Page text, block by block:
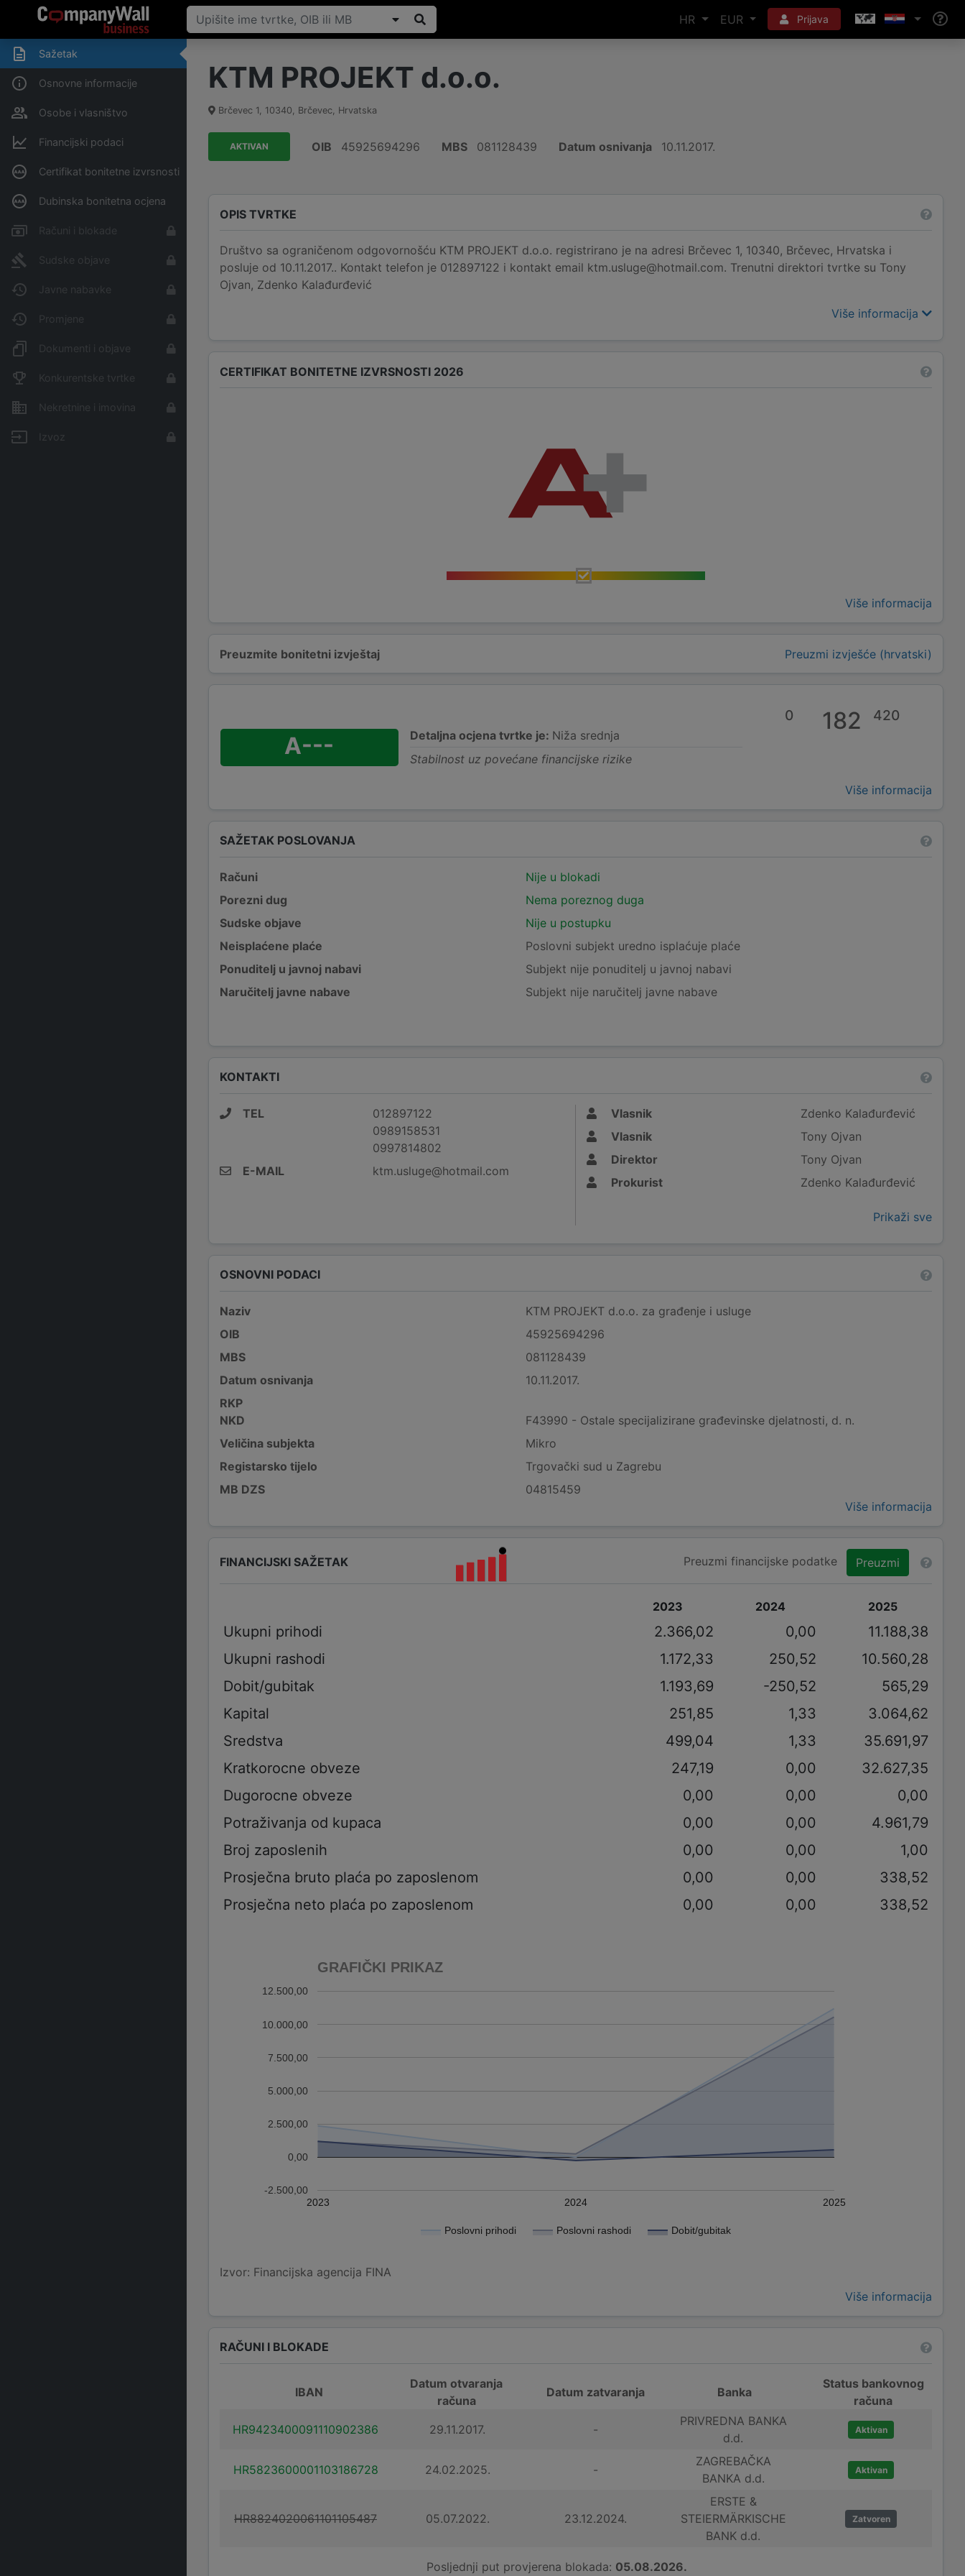
HR EUR Prijava
Sažetak
Osnovne informacije
Osobe i vlasništvo
Financijski podaci
Certifikat bonitetne izvrsnosti
Dubinska bonitetna ocjena
Računi i blokade
Sudske objave
Javne nabavke
Promjene
Dokumenti i objave
Konkurentske tvrtke
Nekretnine i imovina
Izvoz
KTM PROJEKT d.o.o.
Brčevec 1, 10340, Brčevec, Hrvatska
AKTIVAN OIB 45925694296 MBS 081128439 Datum osnivanja 10.11.2017.
OPIS TVRTKE
Društvo sa ograničenom odgovornošću KTM PROJEKT d.o.o. registrirano je na adresi Brčevec 1, 10340, Brčevec, Hrvatska i
posluje od 10.11.2017.. Kontakt telefon je 012897122 i kontakt email ktm.usluge@hotmail.com. Trenutni direktori tvrtke su Tony
Ojvan, Zdenko Kalađurđević
Više informacija
CERTIFIKAT BONITETNE IZVRSNOSTI 2026
Više informacija
Preuzmite bonitetni izvještaj Preuzmi izvješće (hrvatski)
A--- Detaljna ocjena tvrtke je: Niža srednja
Stabilnost uz povećane financijske rizike
0 182 420
Više informacija
SAŽETAK POSLOVANJA
Računi
Nije u blokadi
Porezni dug
Nema poreznog duga
Sudske objave
Nije u postupku
Neisplaćene plaće
Poslovni subjekt uredno isplaćuje plaće
Ponuditelj u javnoj nabavi
Subjekt nije ponuditelj u javnoj nabavi
Naručitelj javne nabave
Subjekt nije naručitelj javne nabave
KONTAKTI
TEL
012897122
0989158531
0997814802
E-MAIL
ktm.usluge@hotmail.com
Vlasnik
Zdenko Kalađurđević
Vlasnik
Tony Ojvan
Direktor
Tony Ojvan
Prokurist
Zdenko Kalađurđević
Prikaži sve
OSNOVNI PODACI
Naziv
KTM PROJEKT d.o.o. za građenje i usluge
OIB
45925694296
MBS
081128439
Datum osnivanja
10.11.2017.
RKP
NKD
F43990 - Ostale specijalizirane građevinske djelatnosti, d. n.
Veličina subjekta
Mikro
Registarsko tijelo
Trgovački sud u Zagrebu
MB DZS
04815459
Više informacija
FINANCIJSKI SAŽETAK Preuzmi financijske podatke Preuzmi
2023 2024 2025
Ukupni prihodi 2.366,02 0,00
11.188,38
Ukupni rashodi
1.172,33 250,52
10.560,28
Dobit/gubitak
1.193,69 -250,52
565,29
Kapital
251,85 1,33
3.064,62
Sredstva
499,04 1,33
35.691,97
Kratkorocne obveze
247,19 0,00
32.627,35
Dugorocne obveze
0,00 0,00
0,00
Potraživanja od kupaca
0,00 0,00
4.961,79
Broj zaposlenih
0,00 0,00
1,00
Prosječna bruto plaća po zaposlenom
0,00 0,00
338,52
Prosječna neto plaća po zaposlenom
0,00 0,00 338,52
GRAFIČKI PRIKAZ
Poslovni prihodi Poslovni rashodi Dobit/gubitak
2023 2024 2025
-2.500,00
0,00
2.500,00
5.000,00
7.500,00
10.000,00
12.500,00
Izvor: Financijska agencija FINA
Više informacija
RAČUNI I BLOKADE
IBAN
Datum otvaranja
računa
Datum zatvaranja Banka
Status bankovnog
računa
HR9423400091110902386
29.11.2017. -
PRIVREDNA BANKA
d.d.
Aktivan
HR5823600001103186728 24.02.2025. -
ZAGREBAČKA
BANKA d.d.
Aktivan
HR8824020061101105487 05.07.2022. 23.12.2024.
ERSTE &
STEIERMÄRKISCHE
BANK d.d.
Zatvoren
Posljednji put provjerena blokada: 05.08.2026.